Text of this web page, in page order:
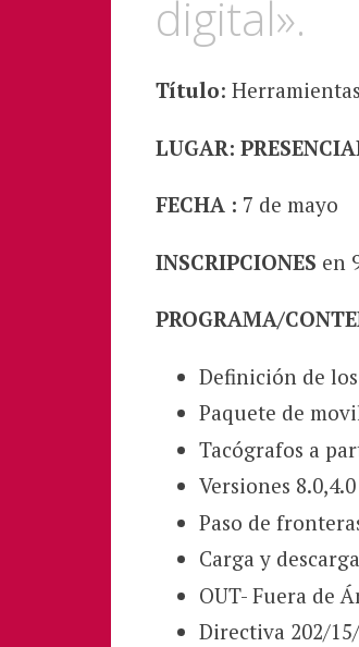
digital».
Título:
LUGAR:
FECHA : 7 de mayo
INSCRIPCIONES en
PROGRAMA/
Definición de
Paquete de
Tacógrafos a
Versiones
Paso de
Carga y descarga
OUT- Fuera de
Directiva 202/